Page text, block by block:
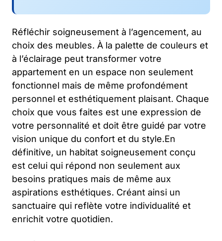
Réfléchir soigneusement à l’agencement, au
choix des meubles. À la palette de couleurs et
à l’éclairage peut transformer votre
appartement en un espace non seulement
fonctionnel mais de même profondément
personnel et esthétiquement plaisant. Chaque
choix que vous faites est une expression de
votre personnalité et doit être guidé par votre
vision unique du confort et du style.En
définitive, un habitat soigneusement conçu
est celui qui répond non seulement aux
besoins pratiques mais de même aux
aspirations esthétiques. Créant ainsi un
sanctuaire qui reflète votre individualité et
enrichit votre quotidien.